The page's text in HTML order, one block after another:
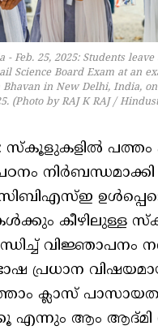
- Feb. 25, 2025: Students
Science Board Exam at an
in New Delhi, India,
(Photo by RAJ K RAJ /
പത്തം
കീഴിലുള്ള
വിജ്ഞാപനം
പ്രധാന
ക്ലാസ്
എന്നും ആം ആദ്മി